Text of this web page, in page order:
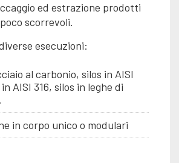
ed estrazione prodotti
scorrevoli.
esecuzioni:
al carbonio, silos in AISI
AISI 316, silos in leghe di
in corpo unico o modulari